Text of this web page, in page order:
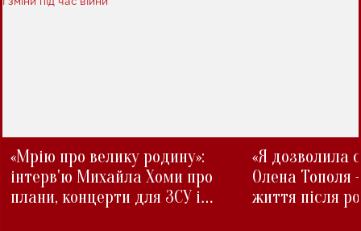
«Мрію про велику родину»:
інтерв'ю Михайла Хоми про
плани, концерти для ЗСУ і
«Я дозволила
Олена Тополя
життя після